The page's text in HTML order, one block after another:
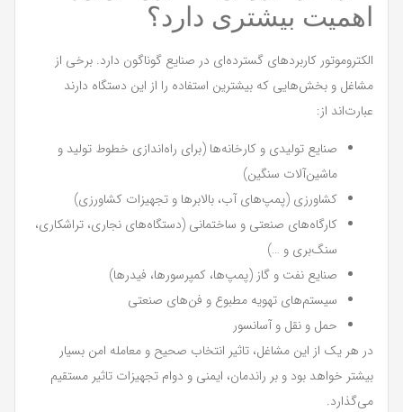
اهمیت بیشتری دارد؟
الکتروموتور کاربردهای گسترده‌ای در صنایع گوناگون دارد. برخی از
مشاغل و بخش‌هایی که بیشترین استفاده را از این دستگاه دارند
عبارت‌اند از:
صنایع تولیدی و کارخانه‌ها (برای راه‌اندازی خطوط تولید و
ماشین‌آلات سنگین)
کشاورزی (پمپ‌های آب، بالابرها و تجهیزات کشاورزی)
کارگاه‌های صنعتی و ساختمانی (دستگاه‌های نجاری، تراشکاری،
سنگ‌بری و …)
صنایع نفت و گاز (پمپ‌ها، کمپرسورها، فیدرها)
سیستم‌های تهویه مطبوع و فن‌های صنعتی
حمل و نقل و آسانسور
در هر یک از این مشاغل، تاثیر انتخاب صحیح و معامله امن بسیار
بیشتر خواهد بود و بر راندمان، ایمنی و دوام تجهیزات تاثیر مستقیم
می‌گذارد.